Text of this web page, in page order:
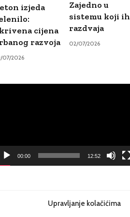
Upravljanje kolačićima
izjeda
cijena
razvoja
07/2026
Zajedno u
sistemu koji ih
razdvaja
02/07/2026
00:00 12:52